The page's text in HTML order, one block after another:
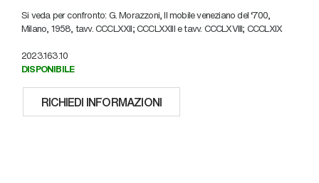
Si veda per confronto: G. Morazzoni, Il mobile veneziano del ‘700,
Milano, 1958, tavv. CCCLXXII; CCCLXXIII e tavv. CCCLXVIII; CCCLXIX
2023.163.10
DISPONIBILE
RICHIEDI INFORMAZIONI